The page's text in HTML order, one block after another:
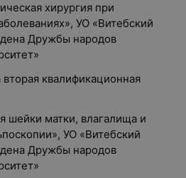
хирургия при
УО «Витебский
Дружбы народов
квалификационная
шейки матки, влагалища и
УО «Витебский
Дружбы народов